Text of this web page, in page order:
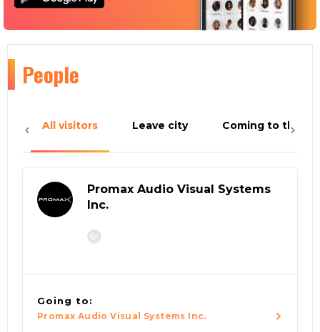
People
All visitors Leave city Coming to the
Promax Audio Visual Systems
Inc.
Going to:
Promax Audio Visual Systems Inc.